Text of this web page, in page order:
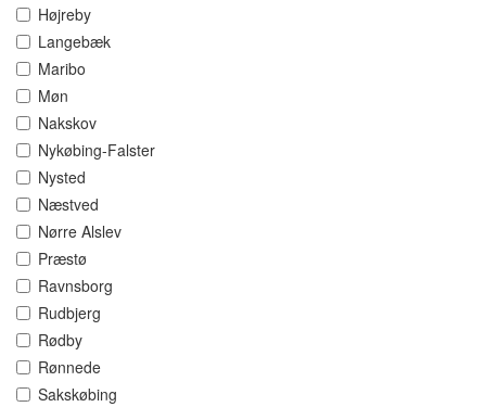
Højreby
Langebæk
Maribo
Møn
Nakskov
Nykøbing-Falster
Nysted
Næstved
Nørre Alslev
Præstø
Ravnsborg
Rudbjerg
Rødby
Rønnede
Sakskøbing